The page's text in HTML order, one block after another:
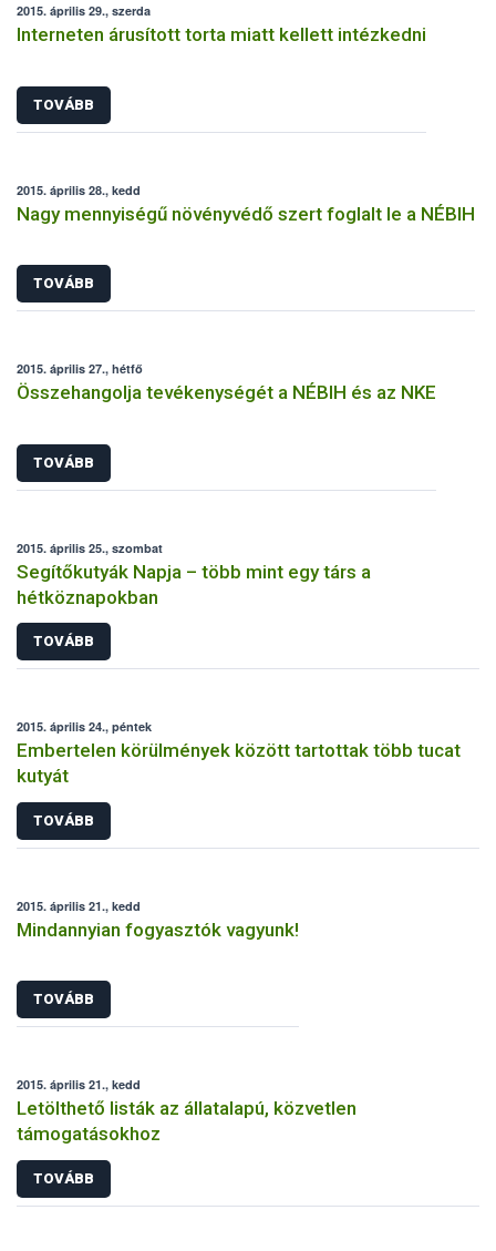
2015. április 29., szerda
Interneten árusított torta miatt kellett intézkedni
TOVÁBB
2015. április 28., kedd
Nagy mennyiségű növényvédő szert foglalt le a NÉBIH
TOVÁBB
2015. április 27., hétfő
Összehangolja tevékenységét a NÉBIH és az NKE
TOVÁBB
2015. április 25., szombat
Segítőkutyák Napja – több mint egy társ a
hétköznapokban
TOVÁBB
2015. április 24., péntek
Embertelen körülmények között tartottak több tucat
kutyát
TOVÁBB
2015. április 21., kedd
Mindannyian fogyasztók vagyunk!
TOVÁBB
2015. április 21., kedd
Letölthető listák az állatalapú, közvetlen
támogatásokhoz
TOVÁBB